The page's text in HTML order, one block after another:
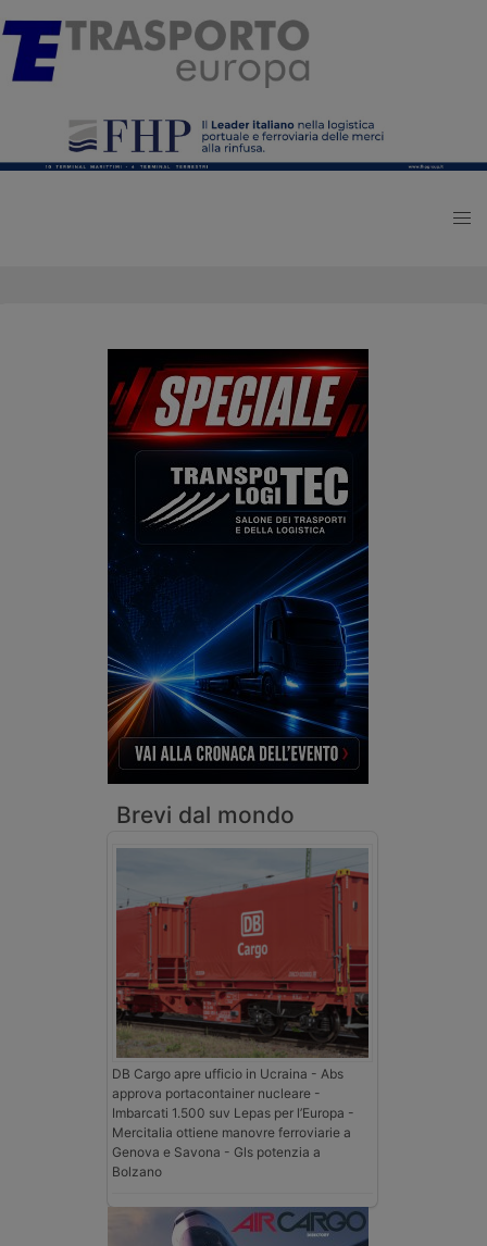
Brevi dal mondo
DB Cargo apre ufficio in Ucraina - Abs
approva portacontainer nucleare -
Imbarcati 1.500 suv Lepas per l’Europa -
Mercitalia ottiene manovre ferroviarie a
Genova e Savona - Gls potenzia a
Bolzano